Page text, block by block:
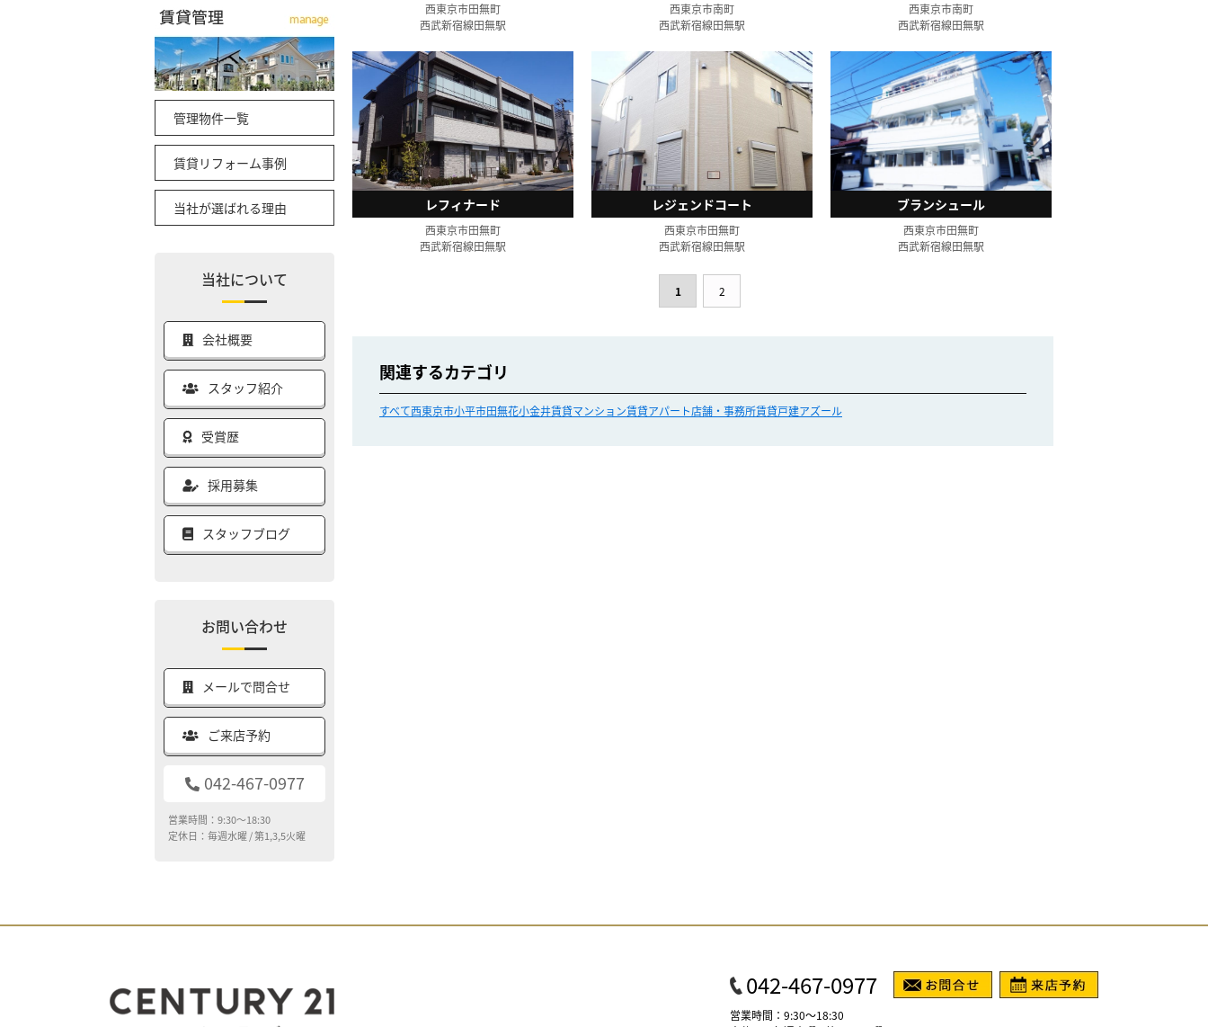
西東京市田無町
西武新宿線田無駅
西東京市南町
西武新宿線田無駅
西東京市南町
西武新宿線田無駅
レフィナード
西東京市田無町
西武新宿線田無駅
レジェンドコート
西東京市田無町
西武新宿線田無駅
ブランシュール
西東京市田無町
西武新宿線田無駅
1 2
関連するカテゴリ
すべて西東京市小平市田無花小金井賃貸マンション賃貸アパート店舗・事務所賃貸戸建アズール
管理物件一覧
賃貸リフォーム事例
当社が選ばれる理由
当社について
会社概要
スタッフ紹介
受賞歴
採用募集
スタッフブログ
お問い合わせ
メールで問合せ
ご来店予約
042-467-0977
営業時間：9:30～18:30
定休日：毎週水曜 / 第1,3,5火曜
042-467-0977
営業時間：9:30～18:30